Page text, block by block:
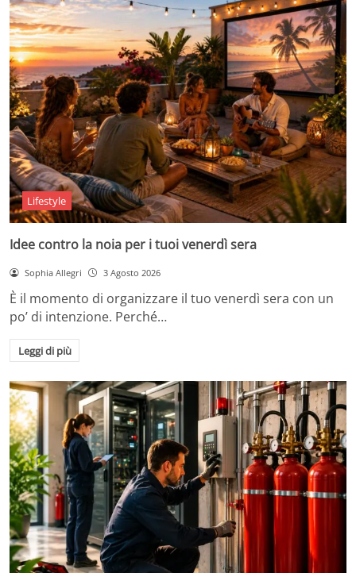
Lifestyle
Idee contro la noia per i tuoi venerdì sera
Sophia Allegri 3 Agosto 2026
È il momento di organizzare il tuo venerdì sera con un
po’ di intenzione. Perché…
Leggi di più